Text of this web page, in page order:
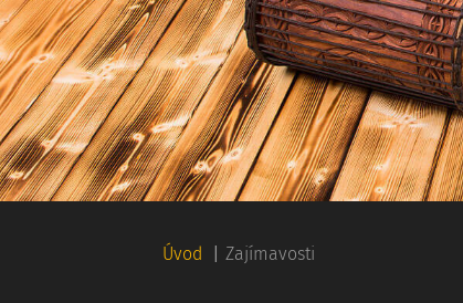
Úvod Zajímavosti